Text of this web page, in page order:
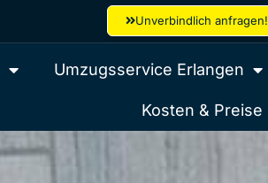
Unverbindlich anfragen!
Umzugsservice Erlangen
Kosten & Preise